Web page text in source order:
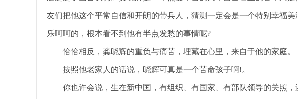
友们把他这个平常自信和开朗的带兵人，猜测一定会是一个特别幸福
乐呵呵的，根本看不到他有半点发愁的事情呢?
恰恰相反，龚晓辉的重负与痛苦，埋藏在心里，来自于他的家庭。
按照他老家人的话说，晓辉可真是一个苦命孩子啊!。
你也许会说，生在新中国，有组织、有国家、有部队领导的关照